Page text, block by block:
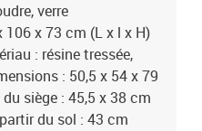
verre
x 73 cm (L x l x H)
: résine tressée,
: 50,5 x 54 x 79
siège : 45,5 x 38 cm
du sol : 43 cm